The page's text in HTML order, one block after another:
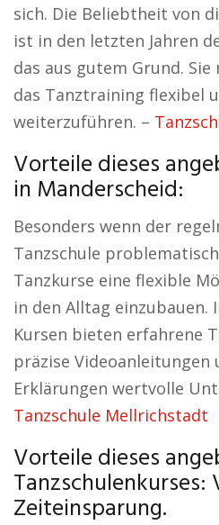
sich. Die Beliebtheit von
ist in den letzten Jahren
das aus gutem Grund.
das Tanztraining flexibel
weiterzuführen. –
Vorteile dieses
in Manderscheid:
Besonders wenn der
Tanzschule
Tanzkurse eine flexible
in den Alltag einzubauen.
Kursen bieten erfahrene
präzise Videoanleitungen
Erklärungen wertvolle
Tanzschule Mellrichstadt
Vorteile dieses
Zeiteinsparung.